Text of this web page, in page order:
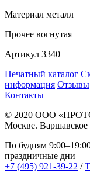
Материал металл
Прочее вогнутая
Артикул 3340
Печатный каталог
информация Отзывы
Контакты
© 2020 ООО
Москве. Варшавское
По будням
праздничные дни
+7 (495) 921-39-22 /